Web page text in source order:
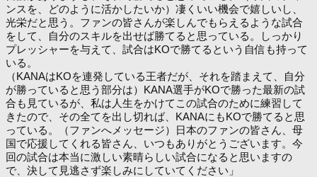
ンスを、どのように活かしたいか）凄くいい機会で嬉しいし、
光栄だと思う。ファンの皆さんが楽しんでもらえるような試合
をして、自分のスキルを出せば勝てると思っている。しっかり
プレッシャーを与えて、試合はKOで勝てるという自信も持って
いる。
（KANAはKOを連発している王者だが、それを踏まえて、自分
が勝っていると思う部分は）KANA選手がKOで勝った最新の試
合も見ているが、私は人生をかけてこの試合のために練習して
きたので、その全てを出し切れば、KANAにもKOで勝てると思
っている。（ファンへメッセージ）日本のファンの皆さん、母
国で応援してくれる皆さん、いつもありがとうございます。今
回の試合は本当に激しい素晴らしい試合になると思いますの
で、決して見逃さず楽しみにしていてください」